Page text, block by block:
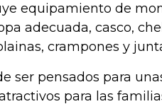
equipamiento de
adecuada, casco,
crampones y
ser pensados para
para las